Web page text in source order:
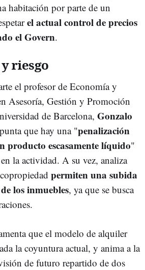
habitación por parte de un
el actual control de precios
el Govern.
riesgo
el profesor de Economía y
Asesoría, Gestión y Promoción
de Barcelona, Gonzalo
que hay una "penalización
producto escasamente líquido"
la actividad. A su vez, analiza
permiten una subida
los inmuebles, ya que se busca
que el modelo de alquiler
la coyuntura actual, y anima a la
de futuro repartido de dos